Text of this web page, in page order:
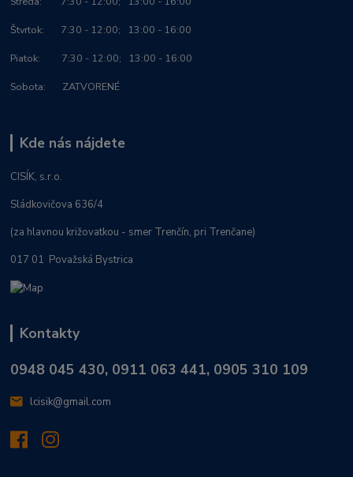
Štvrtok: 7:30 - 12:00; 13:00 - 16:00
Piatok: 7:30 - 12:00; 13:00 - 16:00
Sobota: ZATVORENÉ
Kde nás nájdete
CISÍK, s.r.o.
Sládkovičova 636/4
(za hlavnou križovatkou - smer Trenčín, pri Trenčane)
017 01 Považská Bystrica
Kontakty
0948 045 430, 0911 063 441, 0905 310 109
lcisik@gmail.com